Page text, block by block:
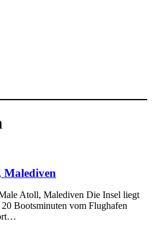
Malediven
Atoll, Malediven Die Insel liegt
Bootsminuten vom Flughafen